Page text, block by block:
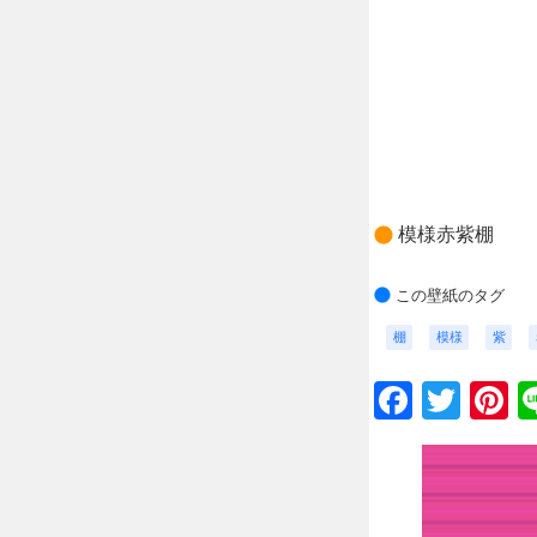
模様赤紫棚
この壁紙のタグ
棚 模様 紫